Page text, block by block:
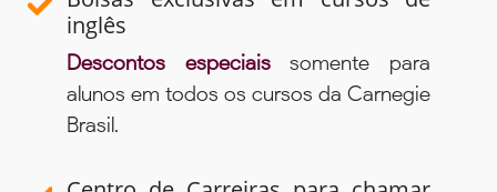
inglês
Descontos especiaissomente para
alunos em todos os cursos da Carnegie
Brasil.